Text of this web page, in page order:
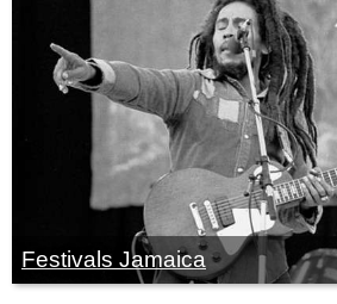
Festivals Jamaica